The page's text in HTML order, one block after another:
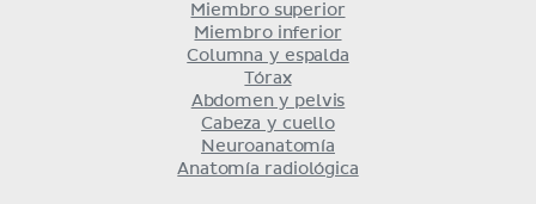
Miembro superior
Miembro inferior
Columna y espalda
Tórax
Abdomen y pelvis
Cabeza y cuello
Neuroanatomía
Anatomía radiológica